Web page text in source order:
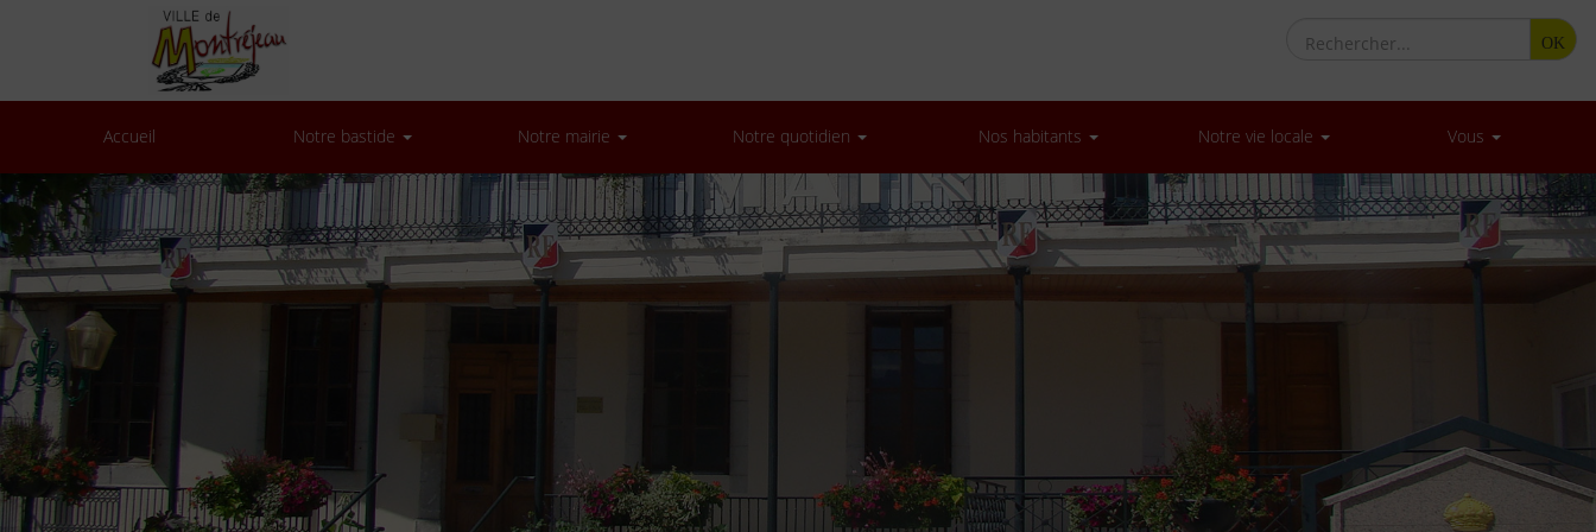
OK
Accueil Notre bastide Notre mairie Notre quotidien Nos habitants Notre vie locale Vous